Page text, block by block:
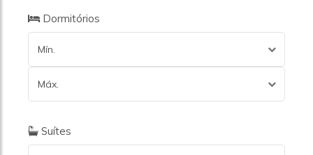
Dormitórios
Mín.
Máx.
Suítes